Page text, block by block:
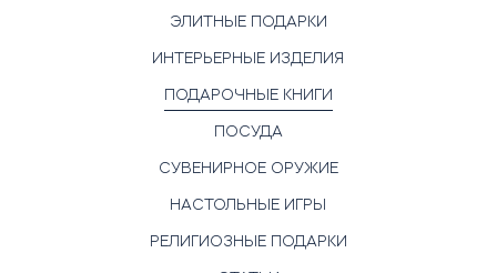
ЭЛИТНЫЕ ПОДАРКИ
ИНТЕРЬЕРНЫЕ ИЗДЕЛИЯ
ПОДАРОЧНЫЕ КНИГИ
ПОСУДА
СУВЕНИРНОЕ ОРУЖИЕ
НАСТОЛЬНЫЕ ИГРЫ
РЕЛИГИОЗНЫЕ ПОДАРКИ